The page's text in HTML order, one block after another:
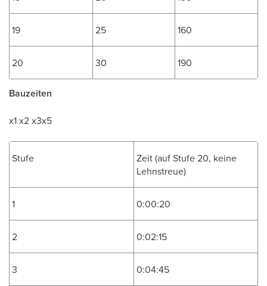
19 25 160
20 30 190
Bauzeiten
x1 x2 x3x5
Stufe
Zeit (auf Stufe 20, keine
Lehnstreue)
1 0:00:20
2 0:02:15
3 0:04:45